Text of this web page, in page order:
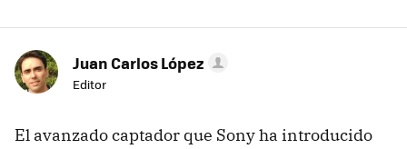
Juan Carlos López
Editor
El avanzado captador que Sony ha introducido